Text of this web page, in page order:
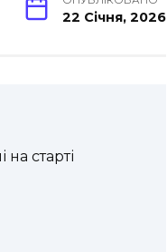
22 Січня, 2026
старті